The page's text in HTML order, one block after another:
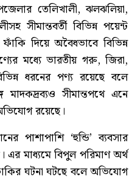
তেলিখালী, ঝলঝলিয়া,
সীমান্তবর্তী বিভিন্ন পয়েন্ট
দিয়ে অবৈধভাবে বিভিন্ন
মধ্যে ভারতীয় গরু, জিরা,
ধরনের পণ্য রয়েছে বলে
মাদকদ্রব্যও সীমান্তপথে এনে
রয়েছে।
পাশাপাশি ‘হুন্ডি’ ব্যবসার
এর মাধ্যমে বিপুল পরিমাণ অর্থ
ঘটনা ঘটছে বলে অভিযোগ